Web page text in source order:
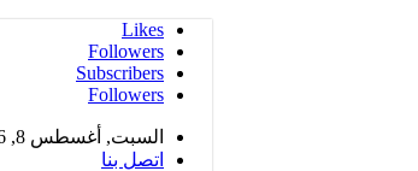
Likes
Followers
Subscribers
Followers
السبت, أغسطس 8, 2026
اتصل بنا